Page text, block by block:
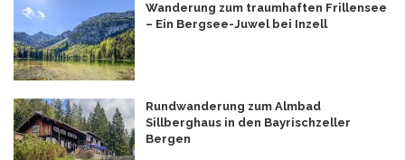
Wanderung zum traumhaften Frillensee
– Ein Bergsee-Juwel bei Inzell
Rundwanderung zum Almbad
Sillberghaus in den Bayrischzeller
Bergen